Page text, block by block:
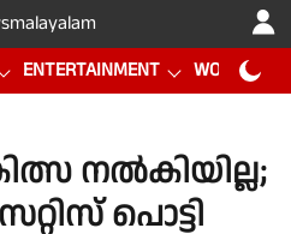
ENTERTAINMENT WORLD CUP
നൽകിയില്ല;
പൊട്ടി